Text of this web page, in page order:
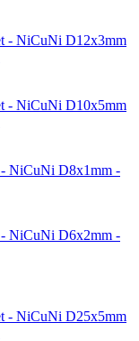
D12x3mm
D10x5mm
D8x1mm -
D6x2mm -
D25x5mm